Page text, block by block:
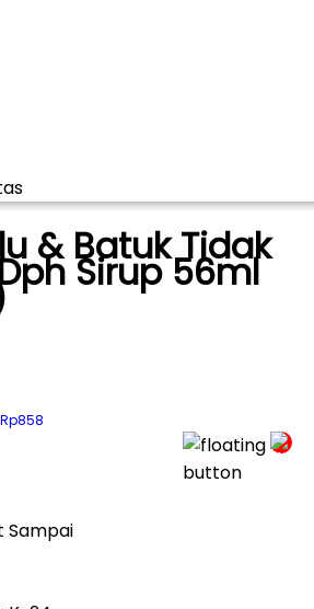
& Batuk Tidak
Sirup 56ml
Sampai